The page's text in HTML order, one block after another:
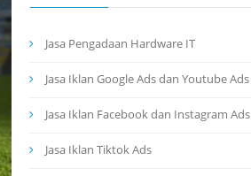
Jasa Pengadaan Hardware IT
Jasa Iklan Google Ads dan Youtube Ads
Jasa Iklan Facebook dan Instagram Ads
Jasa Iklan Tiktok Ads